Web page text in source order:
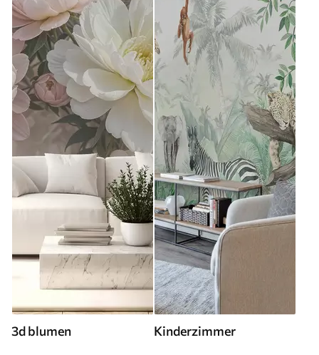
3d blumen Kinderzimmer